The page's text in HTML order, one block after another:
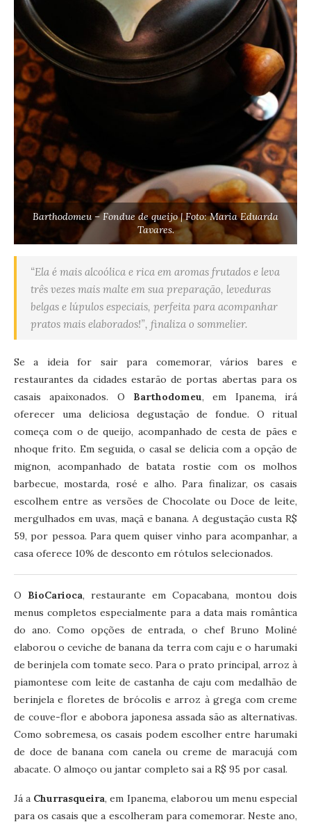
Barthodomeu – Fondue de queijo | Foto: Maria Eduarda
Tavares.
“Ela é mais alcoólica e rica em aromas frutados e leva
três vezes mais malte em sua preparação, leveduras
belgas e lúpulos especiais, perfeita para acompanhar
pratos mais elaborados!”, finaliza o sommelier.
Se a ideia for sair para comemorar, vários bares e
restaurantes da cidades estarão de portas abertas para os
casais apaixonados. O Barthodomeu, em Ipanema, irá
oferecer uma deliciosa degustação de fondue. O ritual
começa com o de queijo, acompanhado de cesta de pães e
nhoque frito. Em seguida, o casal se delicia com a opção de
mignon, acompanhado de batata rostie com os molhos
barbecue, mostarda, rosé e alho. Para finalizar, os casais
escolhem entre as versões de Chocolate ou Doce de leite,
mergulhados em uvas, maçã e banana. A degustação custa R$
59, por pessoa. Para quem quiser vinho para acompanhar, a
casa oferece 10% de desconto em rótulos selecionados.
O BioCarioca, restaurante em Copacabana, montou dois
menus completos especialmente para a data mais romântica
do ano. Como opções de entrada, o chef Bruno Moliné
elaborou o ceviche de banana da terra com caju e o harumaki
de berinjela com tomate seco. Para o prato principal, arroz à
piamontese com leite de castanha de caju com medalhão de
berinjela e floretes de brócolis e arroz à grega com creme
de couve-flor e abobora japonesa assada são as alternativas.
Como sobremesa, os casais podem escolher entre harumaki
de doce de banana com canela ou creme de maracujá com
abacate. O almoço ou jantar completo sai a R$ 95 por casal.
Já a Churrasqueira, em Ipanema, elaborou um menu especial
para os casais que a escolheram para comemorar. Neste ano,